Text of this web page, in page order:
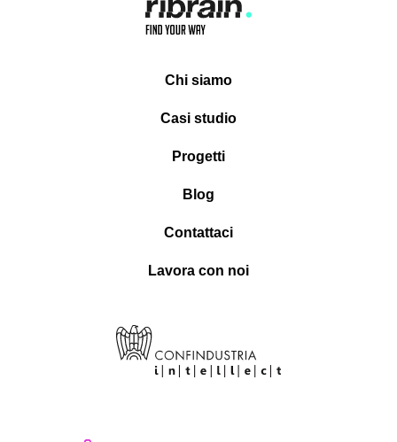
Chi siamo
Casi studio
Progetti
Blog
Contattaci
Lavora con noi